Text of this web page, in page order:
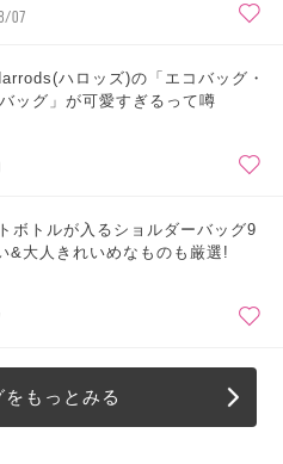
07
ハロッズ)の「エコバッグ・
ッグ」が可愛すぎるって噂
ボトルが入るショルダーバッグ9
&大人きれいめなものも厳選!
もっとみる